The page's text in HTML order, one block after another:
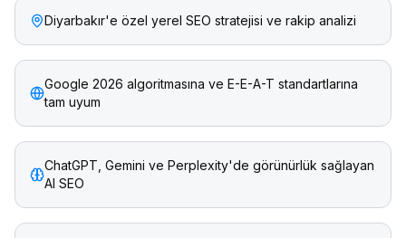
Diyarbakır'e özel yerel SEO stratejisi ve rakip analizi
Google 2026 algoritmasına ve E-E-A-T standartlarına
tam uyum
ChatGPT, Gemini ve Perplexity'de görünürlük sağlayan
AI SEO